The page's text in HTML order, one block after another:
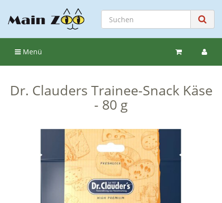
Menü
Dr. Clauders Trainee-Snack Käse
- 80 g